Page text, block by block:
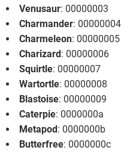
Venusaur: 00000003
Charmander: 00000004
Charmeleon: 00000005
Charizard: 00000006
Squirtle: 00000007
Wartortle: 00000008
Blastoise: 00000009
Caterpie: 0000000a
Metapod: 0000000b
Butterfree: 0000000c